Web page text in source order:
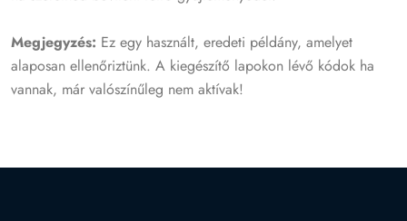
Megjegyzés: Ez egy használt, eredeti példány, amelyet
alaposan ellenőriztünk. A kiegészítő lapokon lévő kódok ha
vannak, már valószínűleg nem aktívak!